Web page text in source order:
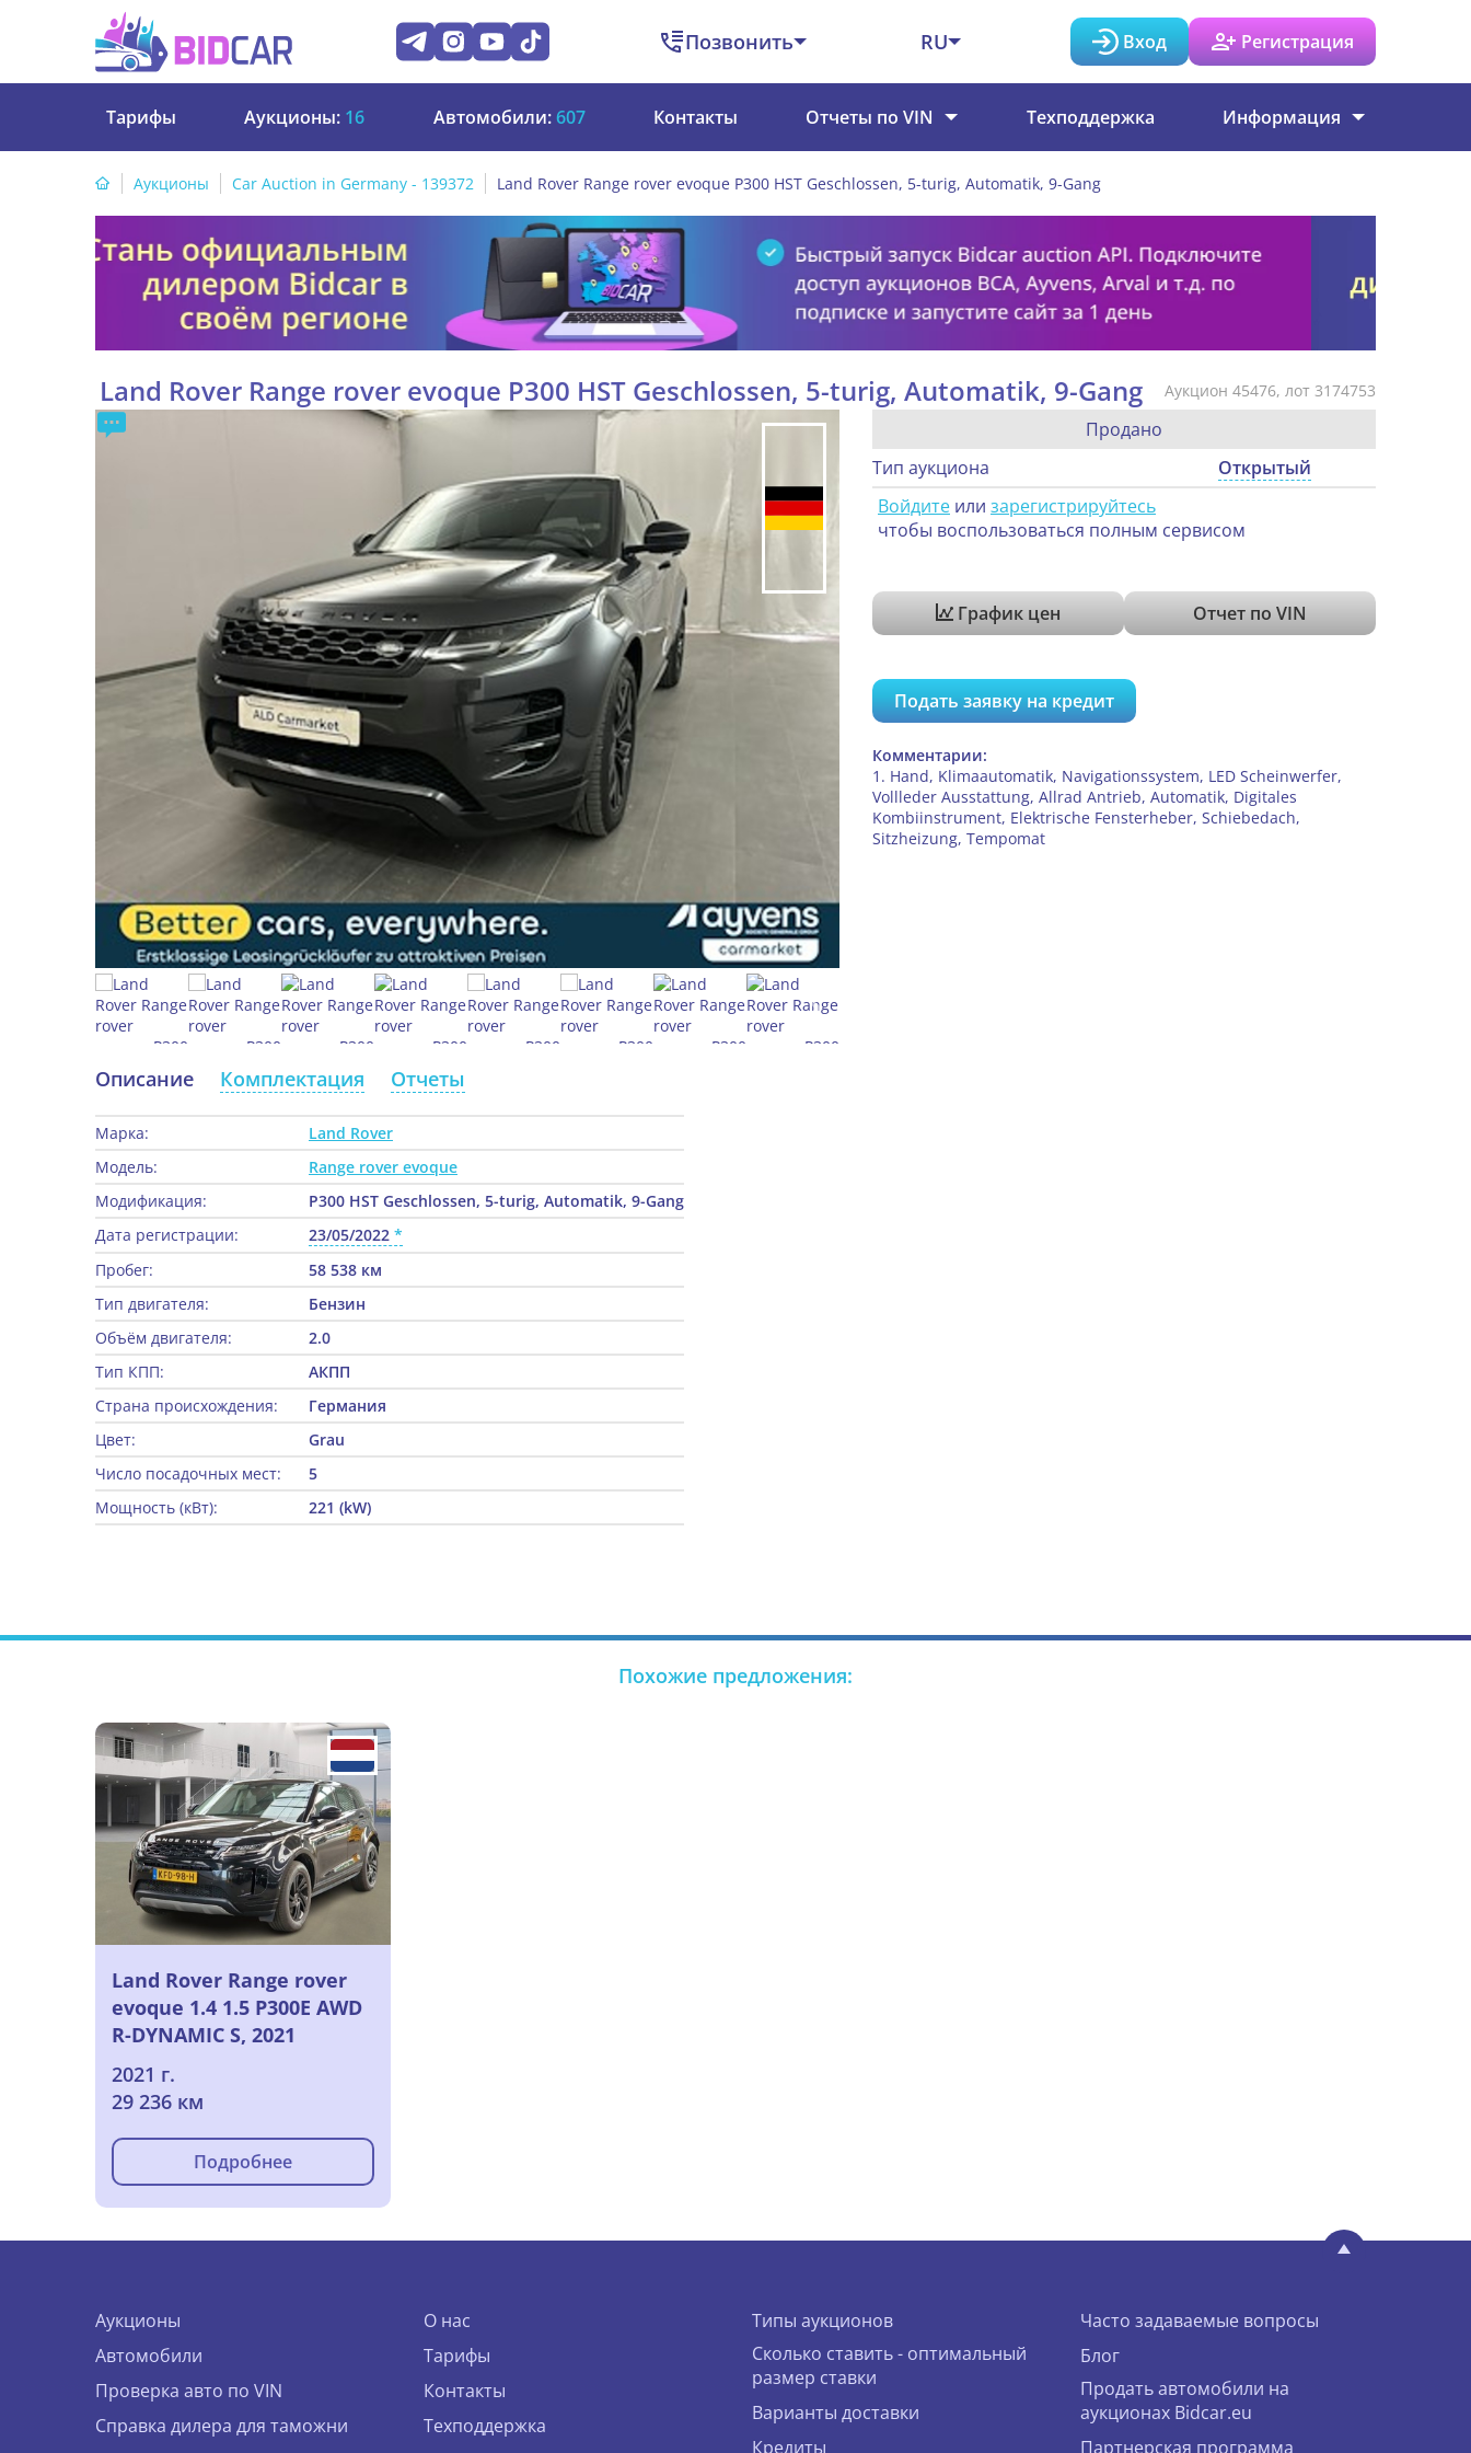
Позвонить RU Вход Регистрация
Тарифы Аукционы: 16 Автомобили:607 Контакты Отчеты по VIN Техподдержка Информация
Аукционы Car Auction in Germany - 139372 Land Rover Range rover evoque P300 HST Geschlossen, 5-turig, Automatik, 9-Gang
Аукцион 45476, лот 3174753
Land Rover Range rover evoque P300 HST Geschlossen, 5-turig, Automatik, 9-Gang
Продано
Тип аукциона
Открытый
Войдите или зарегистрируйтесь
чтобы воспользоваться полным сервисом
График цен Отчет по VIN
Подать заявку на кредит
Комментарии:
1. Hand, Klimaautomatik, Navigationssystem, LED Scheinwerfer,
Vollleder Ausstattung, Allrad Antrieb, Automatik, Digitales
Kombiinstrument, Elektrische Fensterheber, Schiebedach,
Sitzheizung, Tempomat
Описание Комплектация Отчеты
Марка:
Land Rover
Модель:
Range rover evoque
Модификация:
P300 HST Geschlossen, 5-turig, Automatik, 9-Gang
Дата регистрации:
23/05/2022
Пробег:
58 538 км
Тип двигателя:
Бензин
Объём двигателя:
2.0
Тип КПП:
АКПП
Страна происхождения:
Германия
Цвет:
Grau
Число посадочных мест:
5
Мощность (кВт):
221 (kW)
Похожие предложения:
Land Rover Range rover
evoque 1.4 1.5 P300E AWD
R-DYNAMIC S, 2021
2021 г.
29 236 км
Подробнее
Аукционы
Автомобили
Проверка авто по VIN
Справка дилера для таможни
О нас
Тарифы
Контакты
Техподдержка
Типы аукционов
Сколько ставить - оптимальный
размер ставки
Варианты доставки
Кредиты
Часто задаваемые вопросы
Блог
Продать автомобили на
аукционах Bidcar.eu
Партнерская программа